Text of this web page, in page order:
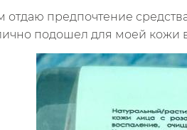
отдаю предпочтение
подошел для моей кожи